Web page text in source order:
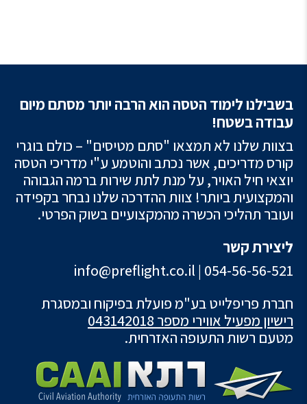
בשבילנו לימוד הטסה הוא הרבה יותר מסתם מיום
עבודה בשטח!
בצוות שלנו לא תמצאו "סתם מטיסים" – כולם בוגרי
קורס מדריכים, אשר נכתב והוטמע ע"י מדריכי הטסה
יוצאי חיל האויר, על מנת לתת שירות ברמה הגבוהה
והמקצועית ביותר! צוות ההדרכה שלנו נבחר בקפידה
ועובר תהליכי הכשרה מהמקצועיים בשוק הפרטי.
ליצירת קשר
054-56-56-521
|
info@preflight.co.il
חברת פריפלייט בע"מ פועלת בפיקוח ובמסגרת
רישיון מפעיל אווירי מספר 043142018
מטעם רשות התעופה האזרחית.